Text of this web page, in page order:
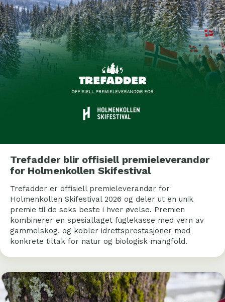
Trefadder blir offisiell premieleverandør
for Holmenkollen Skifestival
Trefadder er offisiell premieleverandør for
Holmenkollen Skifestival 2026 og deler ut en unik
premie til de seks beste i hver øvelse. Premien
kombinerer en spesiallaget fuglekasse med vern av
gammelskog, og kobler idrettsprestasjoner med
konkrete tiltak for natur og biologisk mangfold.